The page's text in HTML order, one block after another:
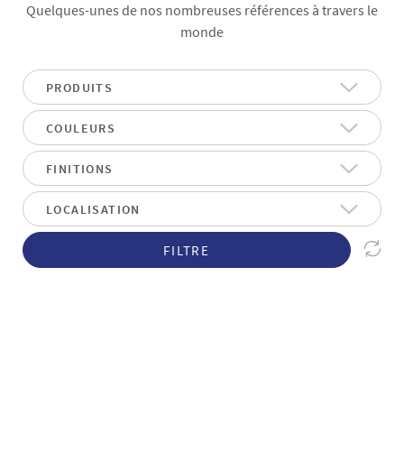
Quelques-unes de nos nombreuses références à travers le
monde
FILTRE